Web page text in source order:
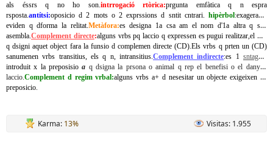
als éssrs q no ho son.intrrogació rtòrica:prgunta emfàtica q n espra
rsposta.antítsi:oposicio d 2 mots o 2 exprssions d sntit cntrari. hipèrbol:exagerasio
eviden q dforma la relitat.Metàfora:es designa 1a csa am el nom d'1a altra q s'hi
asembla.Complement directe:alguns vrbs pq laccio q expressen es pugui realitzar,el SN
q dsigni aquet object fara la funsio d complemen directe (CD).Els vrbs q prten un (CD)
sanumenen vrbs transitius, els q n, intransitius.Complement indirecte:es 1sntagma
introduit x la preposisioa q dsigna la prsona o animal q rep el benefisi o el dany d
laccio.Complement d regim vrbal:alguns vrbs a+ d nesesitar un objecte exigeixen 1a
preposicio.
Karma: 13% Visitas: 1.955